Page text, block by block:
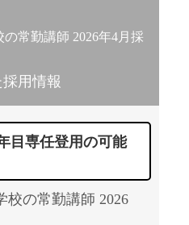
常勤講師 2026年4月採
用情報
目専任登用の可能
校の常勤講師 2026